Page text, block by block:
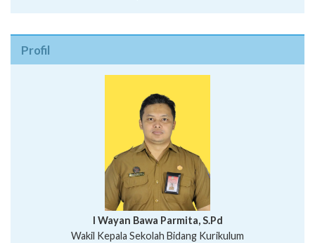
Profil
I Wayan Bawa Parmita, S.Pd
Wakil Kepala Sekolah Bidang Kurikulum
I Wayan Gede Aditya Pratita, S.Pd., M.Sn
Ni Wayan Nopi Sutantri, S.Pd.